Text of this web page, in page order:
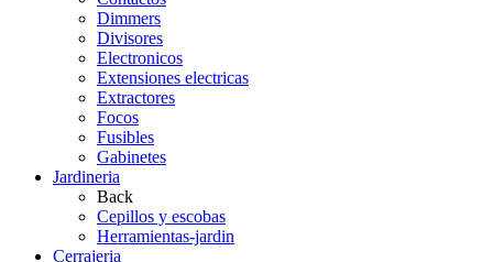
Dimmers
Divisores
Electronicos
Extensiones electricas
Extractores
Focos
Fusibles
Gabinetes
Jardineria
Back
Cepillos y escobas
Herramientas-jardin
Cerrajeria